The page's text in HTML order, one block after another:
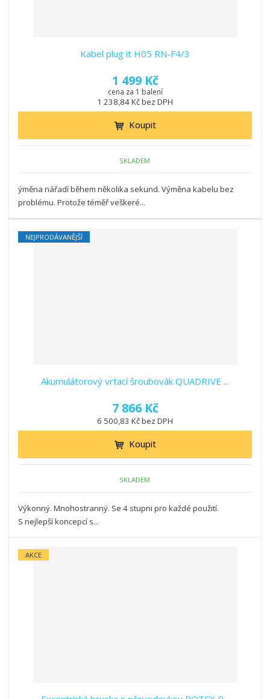
Kabel plug it H05 RN-F4/3
1 499 Kč
cena za 1 balení
1 238,84 Kč bez DPH
Koupit
SKLADEM
ýměna nářadí během několika sekund. Výměna kabelu bez
problému. Protože téměř veškeré...
NEJPRODÁVANĚJŠÍ
Akumulátorový vrtací šroubovák QUADRIVE ...
7 866 Kč
6 500,83 Kč bez DPH
Koupit
SKLADEM
Výkonný. Mnohostranný. Se 4 stupni pro každé použití.
S nejlepší koncepcí s...
AKCE